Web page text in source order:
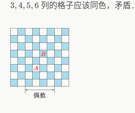
3,4,5 ,6 列的格子应该同色，矛盾．